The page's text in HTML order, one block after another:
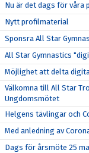
Nu är det dags för våra
Nytt profilmaterial
Sponsra All Star
All Star Gymnastics
Möjlighet att delta
Välkomna till All Star
Ungdomsmötet
Helgens tävlingar och
Med anledning av
Dags för årsmöte 25